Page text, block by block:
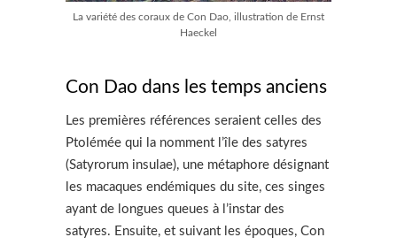
La variété des coraux de Con Dao, illustration de Ernst
Haeckel
Con Dao dans les temps anciens
Les premières références seraient celles des
Ptolémée qui la nomment l’île des satyres
(Satyrorum insulae), une métaphore désignant
les macaques endémiques du site, ces singes
ayant de longues queues à l’instar des
satyres. Ensuite, et suivant les époques, Con